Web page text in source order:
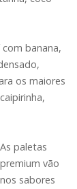
banana,
os maiores
As paletas
premium vão
nos sabores